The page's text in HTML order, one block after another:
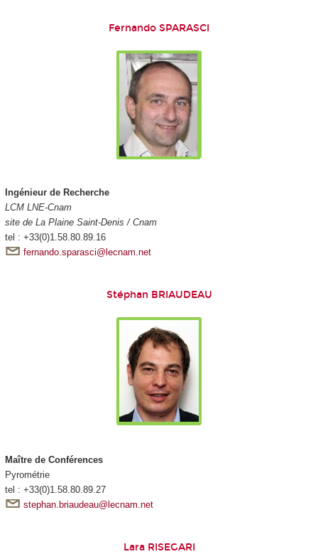
Fernando SPARASCI
Ingénieur de Recherche
LCM LNE-Cnam
site de La Plaine Saint-Denis / Cnam
tel : +33(0)1.58.80.89.16
fernando.sparasci@lecnam.net
Stéphan BRIAUDEAU
Maître de Conférences
Pyrométrie
tel : +33(0)1.58.80.89.27
stephan.briaudeau@lecnam.net
Lara RISEGARI